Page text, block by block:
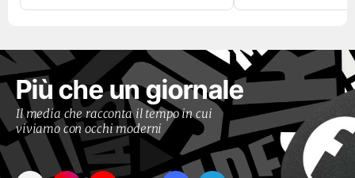
Più che un giornale
Il media che racconta il tempo in cui
viviamo con occhi moderni